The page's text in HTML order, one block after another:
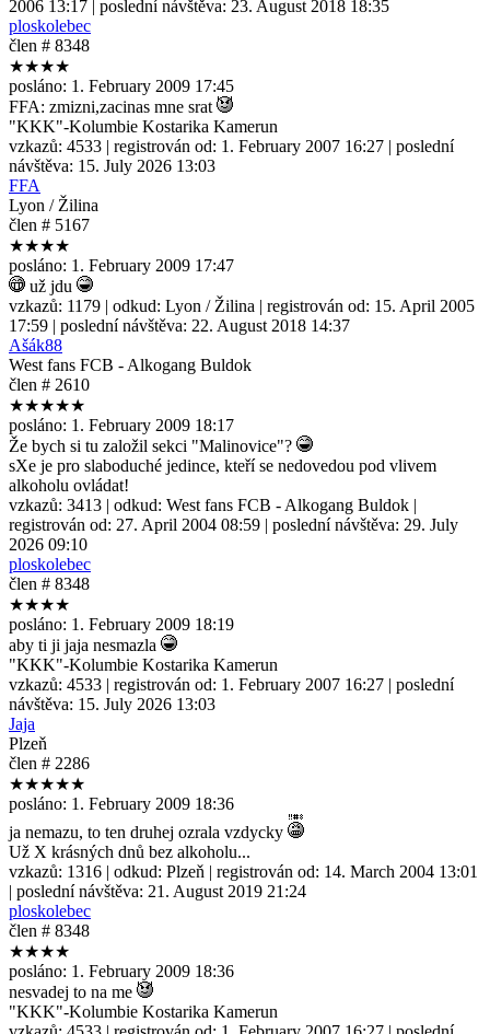
2006 13:17 | poslední návštěva: 23. August 2018 18:35
ploskolebec
člen # 8348
★★★★
posláno: 1. February 2009 17:45
FFA: zmizni,zacinas mne srat
"KKK"-Kolumbie Kostarika Kamerun
vzkazů: 4533 | registrován od: 1. February 2007 16:27 | poslední
návštěva: 15. July 2026 13:03
FFA
Lyon / Žilina
člen # 5167
★★★★
posláno: 1. February 2009 17:47
už jdu
vzkazů: 1179 | odkud: Lyon / Žilina | registrován od: 15. April 2005
17:59 | poslední návštěva: 22. August 2018 14:37
Ašák88
West fans FCB - Alkogang Buldok
člen # 2610
★★★★★
posláno: 1. February 2009 18:17
Že bych si tu založil sekci "Malinovice"?
sXe je pro slaboduché jedince, kteří se nedovedou pod vlivem
alkoholu ovládat!
vzkazů: 3413 | odkud: West fans FCB - Alkogang Buldok |
registrován od: 27. April 2004 08:59 | poslední návštěva: 29. July
2026 09:10
ploskolebec
člen # 8348
★★★★
posláno: 1. February 2009 18:19
aby ti ji jaja nesmazla
"KKK"-Kolumbie Kostarika Kamerun
vzkazů: 4533 | registrován od: 1. February 2007 16:27 | poslední
návštěva: 15. July 2026 13:03
Jaja
Plzeň
člen # 2286
★★★★★
posláno: 1. February 2009 18:36
ja nemazu, to ten druhej ozrala vzdycky
Už X krásných dnů bez alkoholu...
vzkazů: 1316 | odkud: Plzeň | registrován od: 14. March 2004 13:01
| poslední návštěva: 21. August 2019 21:24
ploskolebec
člen # 8348
★★★★
posláno: 1. February 2009 18:36
nesvadej to na me
"KKK"-Kolumbie Kostarika Kamerun